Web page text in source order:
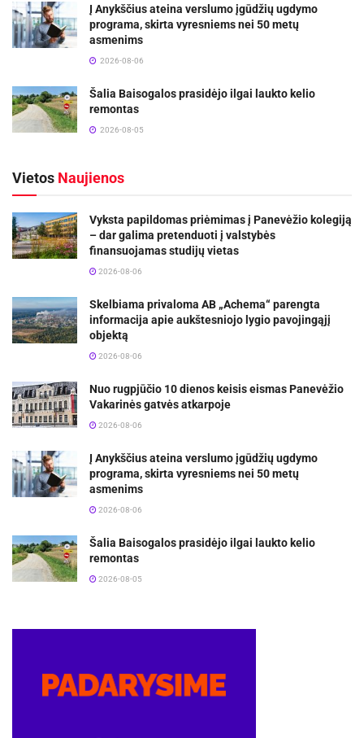
Į Anykščius ateina verslumo įgūdžių ugdymo
programa, skirta vyresniems nei 50 metų
asmenims
2026-08-06
Šalia Baisogalos prasidėjo ilgai laukto kelio
remontas
2026-08-05
Vietos Naujienos
Vyksta papildomas priėmimas į Panevėžio kolegiją
– dar galima pretenduoti į valstybės
finansuojamas studijų vietas
2026-08-06
Skelbiama privaloma AB „Achema“ parengta
informacija apie aukštesniojo lygio pavojingąjį
objektą
2026-08-06
Nuo rugpjūčio 10 dienos keisis eismas Panevėžio
Vakarinės gatvės atkarpoje
2026-08-06
Į Anykščius ateina verslumo įgūdžių ugdymo
programa, skirta vyresniems nei 50 metų
asmenims
2026-08-06
Šalia Baisogalos prasidėjo ilgai laukto kelio
remontas
2026-08-05